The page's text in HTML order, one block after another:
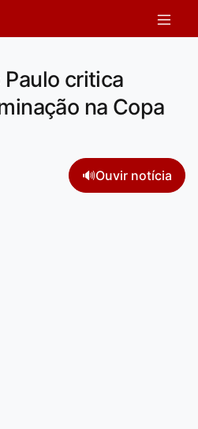
Paulo critica
na Copa
🔊Ouvir notícia